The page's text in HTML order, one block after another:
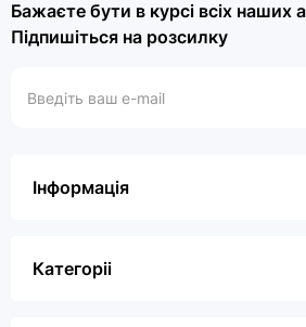
Бажаєте бути в курсі всіх наших
Підпишіться на розсилку
Інформація
Категоріі